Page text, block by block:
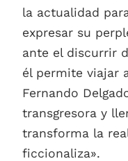
la actualidad
expresar su
ante el discurrir
él permite viajar
Fernando
transgresora y
transforma la
ficcionaliza».